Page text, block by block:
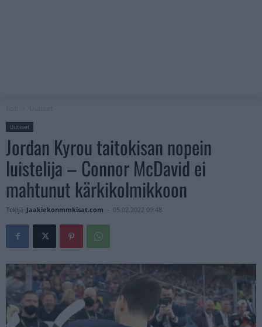
Uutiset
Jordan Kyrou taitokisan nopein
luistelija – Connor McDavid ei
mahtunut kärkikolmikkoon
Tekijä Jaakiekonmmkisat.com - 05.02.2022 09:48